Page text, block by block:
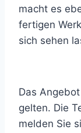
macht es
fertigen
sich sehen
Das
gelten. Die
melden Sie